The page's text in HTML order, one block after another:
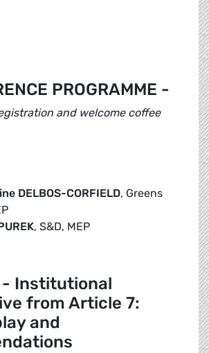
PROGRAMME -
and welcome coffee
DELBOS-CORFIELD, Greens
, S&D, MEP
- Institutional
from Article 7:
and